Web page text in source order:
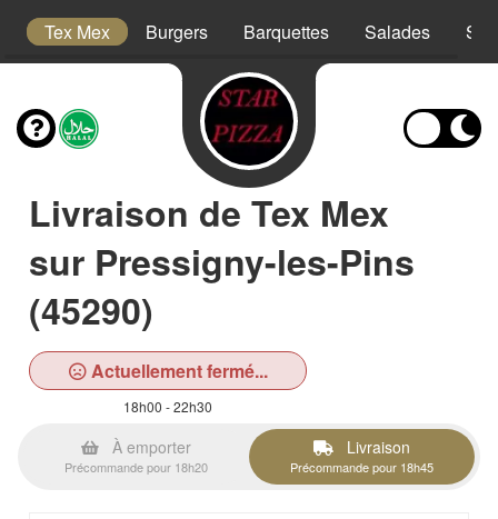
Tex Mex Burgers Barquettes Salades
Livraison de Tex Mex
sur Pressigny-les-Pins
(45290)
Actuellement fermé...
18h00 - 22h30
À emporter
Précommande pour 18h20
Livraison
Précommande pour 18h45